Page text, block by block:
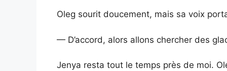
Oleg sourit doucement, mais sa voix
— D’accord, alors allons chercher des
Jenya resta tout le temps près de moi.